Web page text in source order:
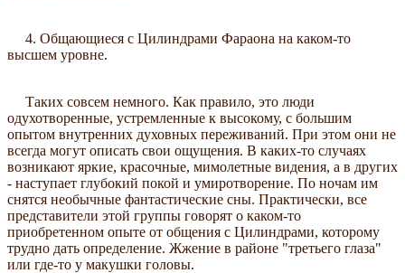
4. Общающиеся с Цилиндрами Фараона на каком-то
высшем уровне.
Таких совсем немного. Как правило, это люди
одухотворенные, устремленные к высокому, с большим
опытом внутренних духовных переживаний. При этом они не
всегда могут описать свои ощущения. В каких-то случаях
возникают яркие, красочные, мимолетные видения, а в других
- наступает глубокий покой и умиротворение. По ночам им
снятся необычные фантастические сны. Практически, все
представители этой группы говорят о каком-то
приобретенном опыте от общения с Цилиндрами, которому
трудно дать определение. Жжение в районе "третьего глаза"
или где-то у макушки головы.